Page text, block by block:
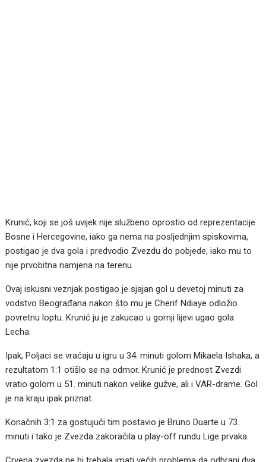
Krunić, koji se još uvijek nije službeno oprostio od reprezentacije
Bosne i Hercegovine, iako ga nema na posljednjim spiskovima,
postigao je dva gola i predvodio Zvezdu do pobjede, iako mu to
nije prvobitna namjena na terenu.
Ovaj iskusni veznjak postigao je sjajan gol u devetoj minuti za
vodstvo Beograđana nakon što mu je Cherif Ndiaye odložio
povretnu loptu. Krunić ju je zakucao u gornji lijevi ugao gola
Lecha.
Ipak, Poljaci se vraćaju u igru u 34. minuti golom Mikaela Ishaka, a
rezultatom 1:1 otišlo se na odmor. Krunić je prednost Zvezdi
vratio golom u 51. minuti nakon velike gužve, ali i VAR-drame. Gol
je na kraju ipak priznat.
Konačnih 3:1 za gostujući tim postavio je Bruno Duarte u 73.
minuti i tako je Zvezda zakoračila u play-off rundu Lige prvaka.